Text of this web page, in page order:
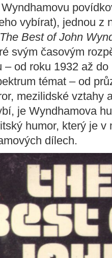
vybírat), jednou z
The Best of John
svým časovým
– od roku 1932 až
témat – od
mezilidské vztahy
je Wyndhamova
humor, který je
dílech.